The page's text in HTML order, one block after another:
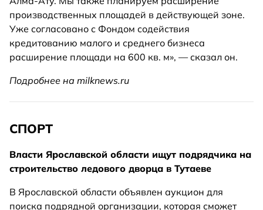
производственных площадей в действующей зоне.
Уже согласовано с Фондом содействия
кредитованию малого и среднего бизнеса
расширение площади на 600 кв. м», — сказал он.
Подробнее на milknews.ru
СПОРТ
Власти Ярославской области ищут подрядчика на
строительство ледового дворца в Тутаеве
В Ярославской области объявлен аукцион для
поиска подрядной организации, которая сможет